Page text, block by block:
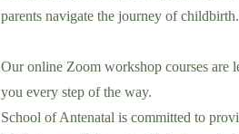
parents navigate the journey of childbirth.
Our online Zoom workshop courses are
you every step of the way.
School of Antenatal is committed to